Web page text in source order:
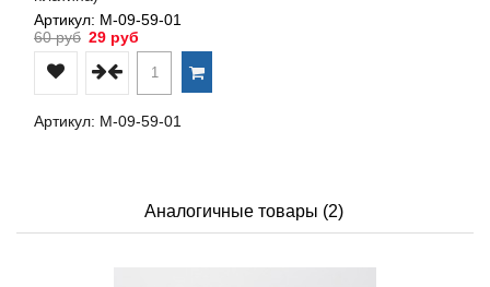
Артикул: М-09-59-01
60 руб 29 руб
Артикул: М-09-59-01
Аналогичные товары (2)